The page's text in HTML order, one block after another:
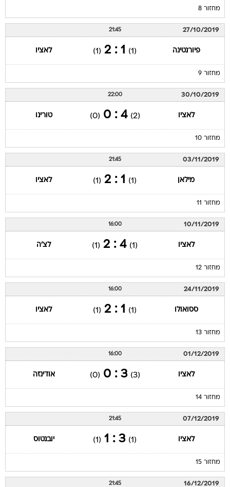
מחזור 8
27/10/2019
21:45
פיורנטינה (1)
1 : 2
(1) לאציו
מחזור 9
30/10/2019
22:00
לאציו (2)
4 : 0
(0) טורינו
מחזור 10
03/11/2019
21:45
מילאן (1)
1 : 2
(1) לאציו
מחזור 11
10/11/2019
16:00
לאציו (1)
4 : 2
(1) לצ'ה
מחזור 12
24/11/2019
16:00
ססואולו (1)
1 : 2
(1) לאציו
מחזור 13
01/12/2019
16:00
לאציו (3)
3 : 0
(0) אודינזה
מחזור 14
07/12/2019
21:45
לאציו (1)
3 : 1
(1) יובנטוס
מחזור 15
16/12/2019
21:45